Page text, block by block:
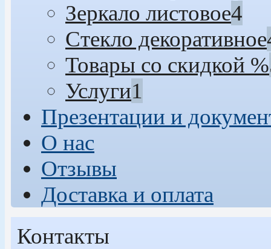
Зеркало листовое4
Стекло декоративное
Товары со скидкой %
Услуги1
Презентации и
О нас
Отзывы
Доставка и оплата
Контакты